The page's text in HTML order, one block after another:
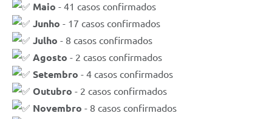
Maio - 41 casos confirmados
Junho - 17 casos confirmados
Julho - 8 casos confirmados
Agosto - 2 casos confirmados
Setembro - 4 casos confirmados
Outubro - 2 casos confirmados
Novembro - 8 casos confirmados